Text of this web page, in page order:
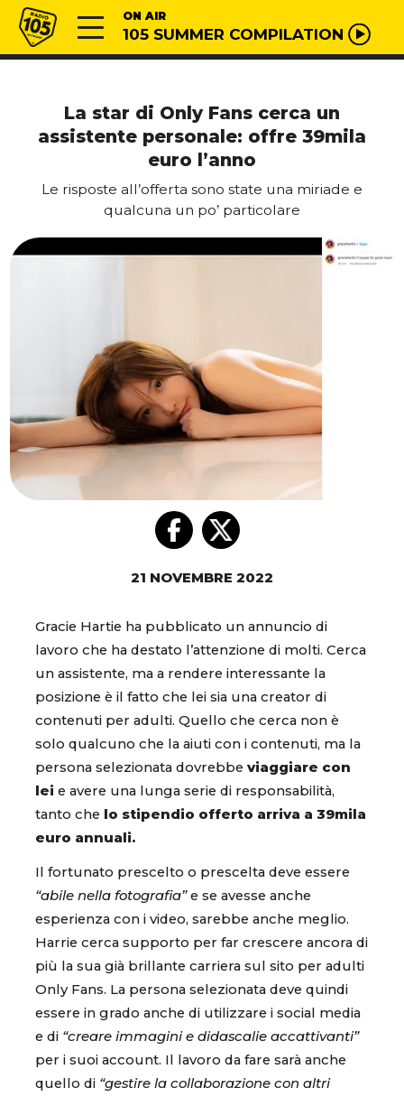
Vai al contenuto
Radio 105 ON AIR
105 SUMMER COMPILATION
La star di Only Fans cerca un
assistente personale: offre 39mila
euro l’anno
Le risposte all’offerta sono state una miriade e
qualcuna un po’ particolare
21 NOVEMBRE 2022
Gracie Hartie ha pubblicato un annuncio di
lavoro che ha destato l’attenzione di molti. Cerca
un assistente, ma a rendere interessante la
posizione è il fatto che lei sia una creator di
contenuti per adulti. Quello che cerca non è
solo qualcuno che la aiuti con i contenuti, ma la
persona selezionata dovrebbe viaggiare con
lei e avere una lunga serie di responsabilità,
tanto che lo stipendio offerto arriva a 39mila
euro annuali.
Il fortunato prescelto o prescelta deve essere
“abile nella fotografia”e se avesse anche
esperienza con i video, sarebbe anche meglio.
Harrie cerca supporto per far crescere ancora di
più la sua già brillante carriera sul sito per adulti
Only Fans. La persona selezionata deve quindi
essere in grado anche di utilizzare i social media
e di “creare immagini e didascalie accattivanti”
per i suoi account. Il lavoro da fare sarà anche
quello di “gestire la collaborazione con altri